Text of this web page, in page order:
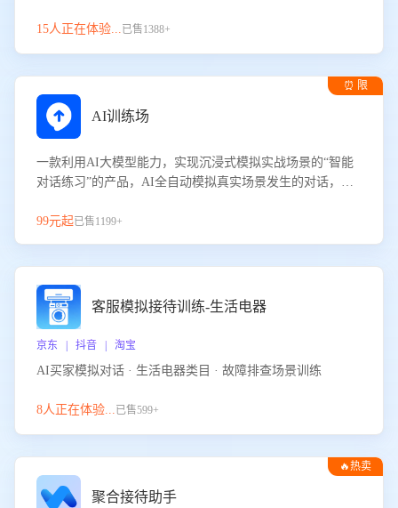
15人正在体验...已售1388+
⏰ 限
AI训练场
一款利用AI大模型能力，实现沉浸式模拟实战场景的“智能
对话练习”的产品，AI全自动模拟真实场景发生的对话，企
服能力。
99元起已售1199+
客服模拟接待训练-生活电器
京东 | 抖音 | 淘宝
AI买家模拟对话 · 生活电器类目 · 故障排查场景训练
8人正在体验...已售599+
🔥热卖
聚合接待助手